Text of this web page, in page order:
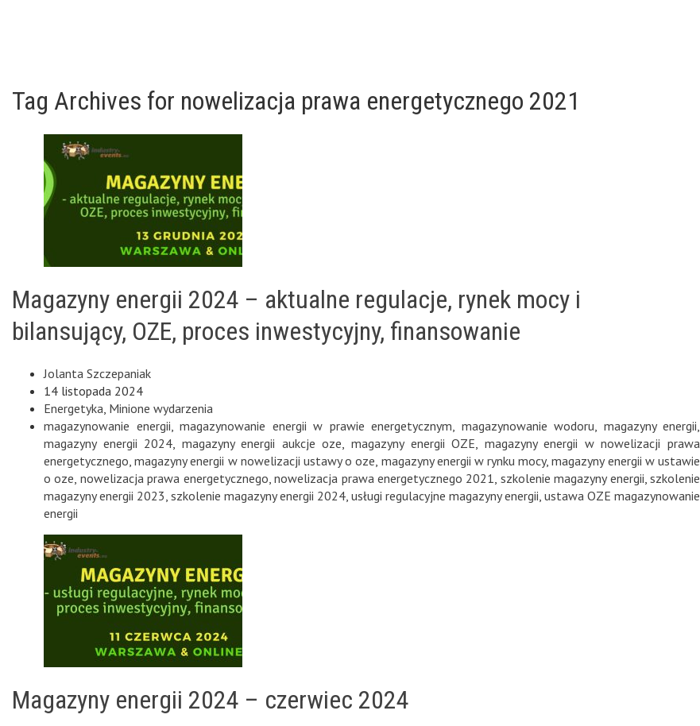
Tag Archives for nowelizacja prawa energetycznego 2021
Magazyny energii 2024 – aktualne regulacje, rynek mocy i
bilansujący, OZE, proces inwestycyjny, finansowanie
Jolanta Szczepaniak
14 listopada 2024
Energetyka Minione wydarzenia
magazynowanie energii magazynowanie energii w prawie energetycznym magazynowanie wodoru magazyny energii
magazyny energii 2024 magazyny energii aukcje oze ,magazyny energii OZE
magazyny energii w nowelizacji prawa
energetycznego ,magazyny energii w nowelizacji ustawy o oze magazyny energii w rynku mocy,magazyny energii w ustawie
o oze nowelizacja prawa energetycznego ,nowelizacja prawa energetycznego 2021 szkolenie magazyny energii ,szkolenie
magazyny energii 2023 szkolenie magazyny energii 2024 usługi regulacyjne magazyny energii ustawa OZE magazynowanie
energii
Magazyny energii 2024 – czerwiec 2024